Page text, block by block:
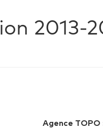
2013-
Agence TOPO